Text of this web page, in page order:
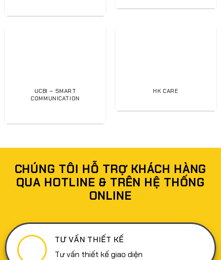
UCBI – SMART
COMMUNICATION
HK CARE
CHÚNG TÔI HỖ TRỢ KHÁCH HÀNG
QUA HOTLINE & TRÊN HỆ THỐNG
ONLINE
TƯ VẤN THIẾT KẾ
Tư vấn thiết kế giao diện